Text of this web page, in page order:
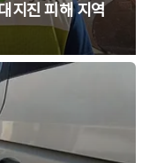
지진 피해 지역